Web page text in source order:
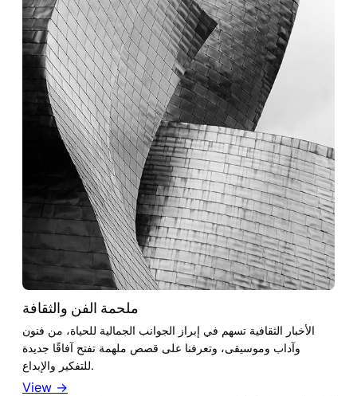
ملحمة الفن والثقافة
الأخبار الثقافية تسهم في إبراز الجوانب الجمالية للحياة، من فنون
وآداب وموسيقى، وتعرفنا على قصص ملهمة تفتح آفاقًا جديدة
للتفكير والإبداع.
View →